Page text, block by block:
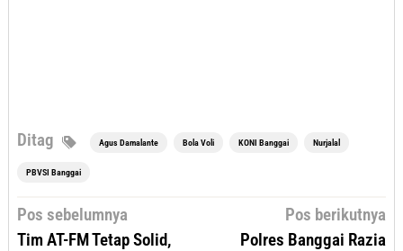
Ditag Agus Damalante Bola Voli KONI Banggai Nurjalal
PBVSI Banggai
Navigasi
pos
Pos sebelumnya
Tim AT-FM Tetap Solid,
Pos berikutnya
Polres Banggai Razia